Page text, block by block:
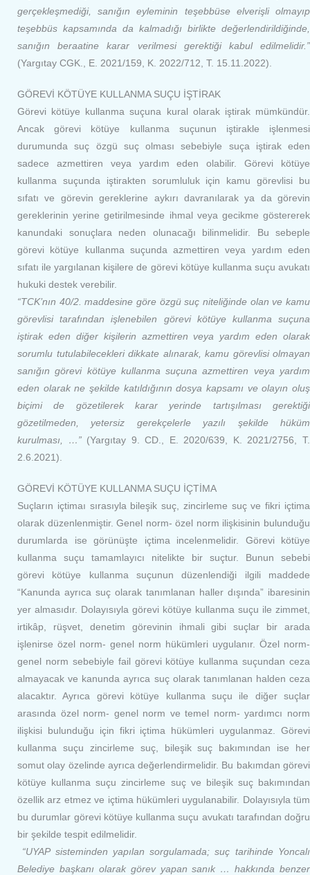
gerçekleşmediği, sanığın eyleminin teşebbüse elverişli olmayıp
teşebbüs kapsamında da kalmadığı birlikte değerlendirildiğinde,
sanığın beraatine karar verilmesi gerektiği kabul edilmelidir.”
(Yargıtay CGK., E. 2021/159, K. 2022/712, T. 15.11.2022).
GÖREVİ KÖTÜYE KULLANMA SUÇU İŞTİRAK
Görevi kötüye kullanma suçuna kural olarak iştirak mümkündür.
Ancak görevi kötüye kullanma suçunun iştirakle işlenmesi
durumunda suç özgü suç olması sebebiyle suça iştirak eden
sadece azmettiren veya yardım eden olabilir. Görevi kötüye
kullanma suçunda iştirakten sorumluluk için kamu görevlisi bu
sıfatı ve görevin gereklerine aykırı davranılarak ya da görevin
gereklerinin yerine getirilmesinde ihmal veya gecikme göstererek
kanundaki sonuçlara neden olunacağı bilinmelidir. Bu sebeple
görevi kötüye kullanma suçunda azmettiren veya yardım eden
sıfatı ile yargılanan kişilere de görevi kötüye kullanma suçu avukatı
hukuki destek verebilir.
“TCK’nın 40/2. maddesine göre özgü suç niteliğinde olan ve kamu
görevlisi tarafından işlenebilen görevi kötüye kullanma suçuna
iştirak eden diğer kişilerin azmettiren veya yardım eden olarak
sorumlu tutulabilecekleri dikkate alınarak, kamu görevlisi olmayan
sanığın görevi kötüye kullanma suçuna azmettiren veya yardım
eden olarak ne şekilde katıldığının dosya kapsamı ve olayın oluş
biçimi de gözetilerek karar yerinde tartışılması gerektiği
gözetilmeden, yetersiz gerekçelerle yazılı şekilde hüküm
kurulması, …” (Yargıtay 9. CD., E. 2020/639, K. 2021/2756, T.
2.6.2021).
GÖREVİ KÖTÜYE KULLANMA SUÇU İÇTİMA
Suçların içtimaı sırasıyla bileşik suç, zincirleme suç ve fikri içtima
olarak düzenlenmiştir. Genel norm- özel norm ilişkisinin bulunduğu
durumlarda ise görünüşte içtima incelenmelidir. Görevi kötüye
kullanma suçu tamamlayıcı nitelikte bir suçtur. Bunun sebebi
görevi kötüye kullanma suçunun düzenlendiği ilgili maddede
“Kanunda ayrıca suç olarak tanımlanan haller dışında” ibaresinin
yer almasıdır. Dolayısıyla görevi kötüye kullanma suçu ile zimmet,
irtikâp, rüşvet, denetim görevinin ihmali gibi suçlar bir arada
işlenirse özel norm- genel norm hükümleri uygulanır. Özel norm-
genel norm sebebiyle fail görevi kötüye kullanma suçundan ceza
almayacak ve kanunda ayrıca suç olarak tanımlanan halden ceza
alacaktır. Ayrıca görevi kötüye kullanma suçu ile diğer suçlar
arasında özel norm- genel norm ve temel norm- yardımcı norm
ilişkisi bulunduğu için fikri içtima hükümleri uygulanmaz. Görevi
kullanma suçu zincirleme suç, bileşik suç bakımından ise her
somut olay özelinde ayrıca değerlendirmelidir. Bu bakımdan görevi
kötüye kullanma suçu zincirleme suç ve bileşik suç bakımından
özellik arz etmez ve içtima hükümleri uygulanabilir. Dolayısıyla tüm
bu durumlar görevi kötüye kullanma suçu avukatı tarafından doğru
bir şekilde tespit edilmelidir.
“UYAP sisteminden yapılan sorgulamada; suç tarihinde Yoncalı
Belediye başkanı olarak görev yapan sanık … hakkında benzer